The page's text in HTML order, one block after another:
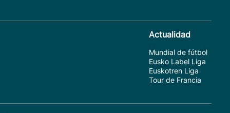
Actualidad
Mundial de fútbol
Eusko Label Liga
Euskotren Liga
Tour de Francia